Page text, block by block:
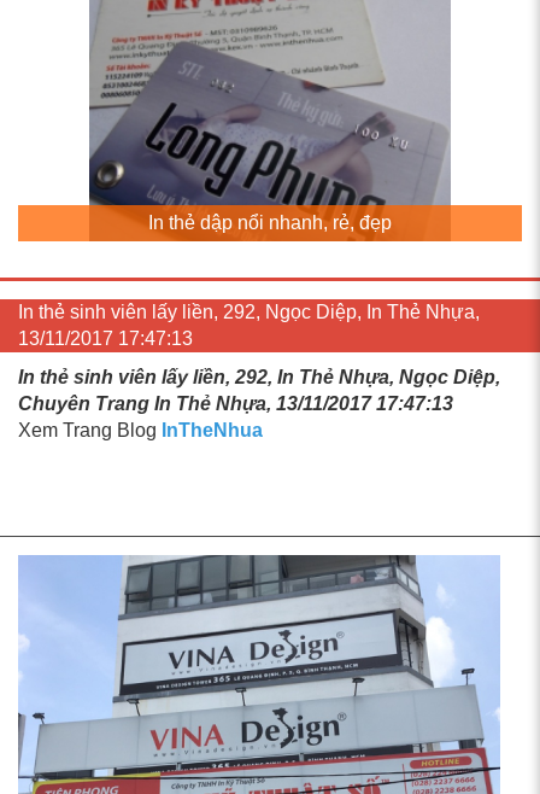
In thẻ dập nổi nhanh, rẻ, đẹp
In thẻ sinh viên lấy liền, 292, Ngọc Diệp, In Thẻ Nhựa,
13/11/2017 17:47:13
In thẻ sinh viên lấy liền, 292, In Thẻ Nhựa, Ngọc Diệp,
Chuyên Trang In Thẻ Nhựa, 13/11/2017 17:47:13
Xem Trang Blog InTheNhua